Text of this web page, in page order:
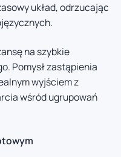
układ, odrzucając
na szybkie
Pomysł zastąpienia
wyjściem z
wśród ugrupowań